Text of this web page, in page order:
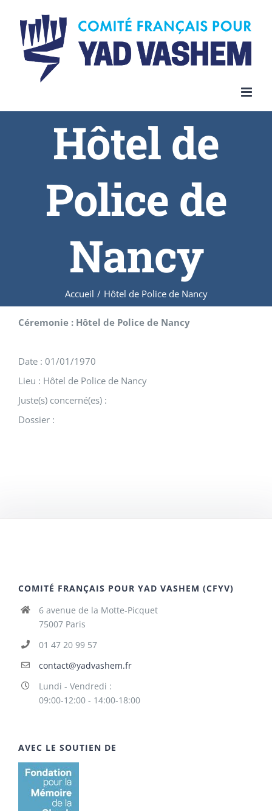
content
Hôtel de
Police de
Nancy
Accueil / Hôtel de Police de Nancy
Céremonie : Hôtel de Police de Nancy
Date : 01/01/1970
Lieu : Hôtel de Police de Nancy
Juste(s) concerné(es) :
Dossier :
COMITÉ FRANÇAIS POUR YAD VASHEM (CFYV)
6 avenue de la Motte-Picquet
75007 Paris
01 47 20 99 57
contact@yadvashem.fr
Lundi - Vendredi :
09:00-12:00 - 14:00-18:00
AVEC LE SOUTIEN DE